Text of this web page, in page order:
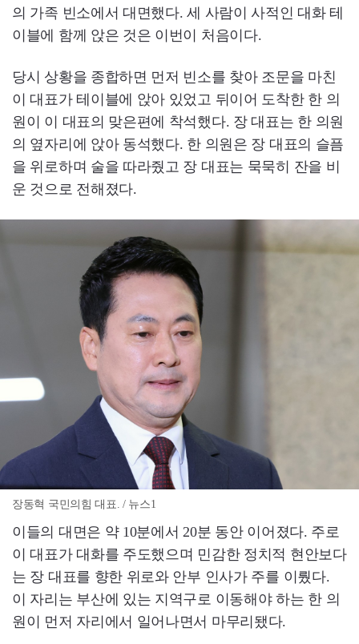
의 가족 빈소에서 대면했다. 세 사람이 사적인 대화 테
이블에 함께 앉은 것은 이번이 처음이다.
당시 상황을 종합하면 먼저 빈소를 찾아 조문을 마친
이 대표가 테이블에 앉아 있었고 뒤이어 도착한 한 의
원이 이 대표의 맞은편에 착석했다. 장 대표는 한 의원
의 옆자리에 앉아 동석했다. 한 의원은 장 대표의 슬픔
을 위로하며 술을 따라줬고 장 대표는 묵묵히 잔을 비
운 것으로 전해졌다.
장동혁 국민의힘 대표. / 뉴스1
이들의 대면은 약 10분에서 20분 동안 이어졌다. 주로
이 대표가 대화를 주도했으며 민감한 정치적 현안보다
는 장 대표를 향한 위로와 안부 인사가 주를 이뤘다.
이 자리는 부산에 있는 지역구로 이동해야 하는 한 의
원이 먼저 자리에서 일어나면서 마무리됐다.